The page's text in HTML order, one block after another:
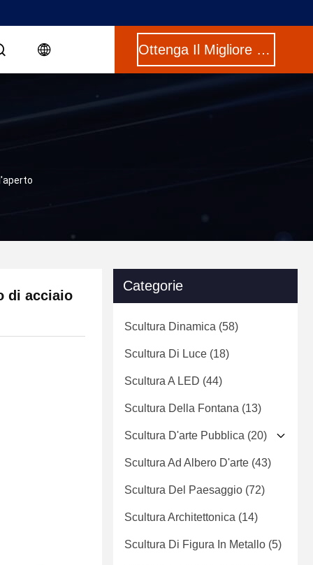
Ottenga Il Migliore Prezzo
di acciaio
Categorie
Scultura Dinamica (58)
Scultura Di Luce (18)
Scultura A LED (44)
Scultura Della Fontana (13)
Scultura D'arte Pubblica (20)
Scultura Ad Albero D'arte (43)
Scultura Del Paesaggio (72)
Scultura Architettonica (14)
Scultura Di Figura In Metallo (5)